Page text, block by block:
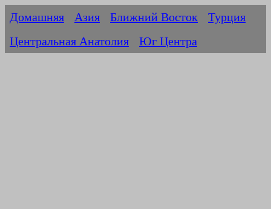
Домашняя Азия Ближний Восток
Турция
Центральная Анатолия
Юг Центра